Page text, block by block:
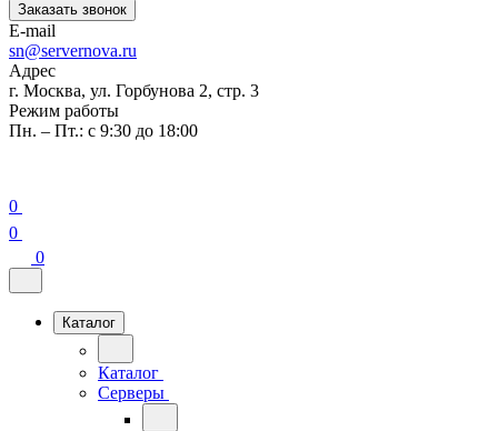
Заказать звонок
E-mail
sn@servernova.ru
Адрес
г. Москва, ул. Горбунова 2, стр. 3
Режим работы
Пн. – Пт.: с 9:30 до 18:00
0
0
0
Каталог
Каталог
Серверы